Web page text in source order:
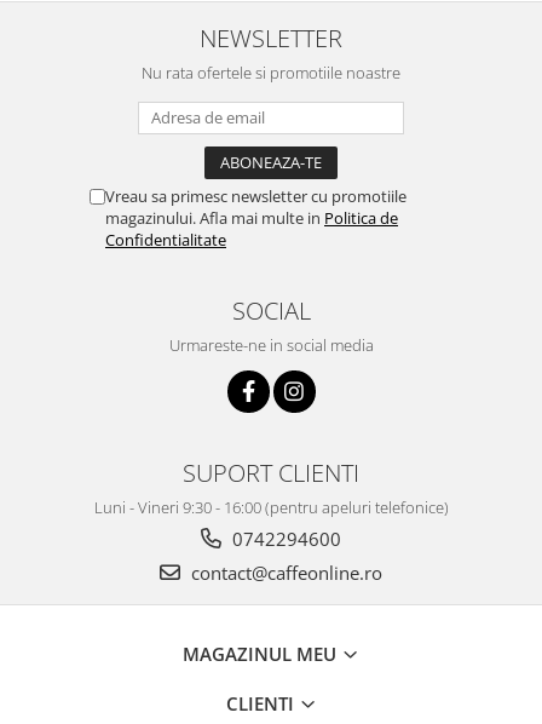
NEWSLETTER
Nu rata ofertele si promotiile noastre
Vreau sa primesc newsletter cu promotiile
magazinului. Afla mai multe in Politica de
Confidentialitate
SOCIAL
Urmareste-ne in social media
SUPORT CLIENTI
Luni - Vineri 9:30 - 16:00 (pentru apeluri telefonice)
0742294600
contact@caffeonline.ro
MAGAZINUL MEU
CLIENTI